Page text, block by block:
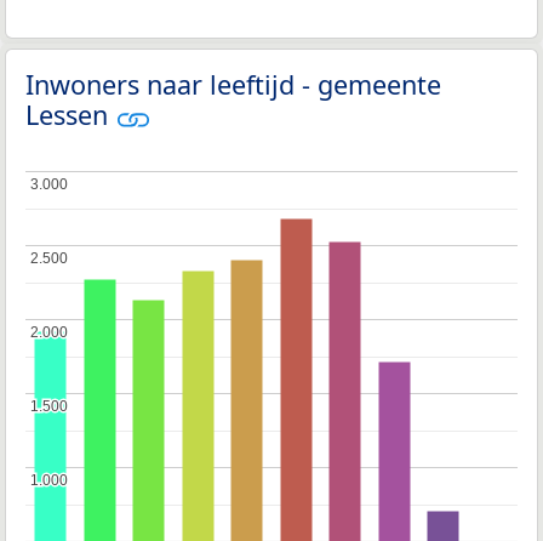
Inwoners naar leeftijd - gemeente
Lessen
1.000
1.000
1.500
1.500
2.000
2.000
2.500
2.500
3.000
3.000